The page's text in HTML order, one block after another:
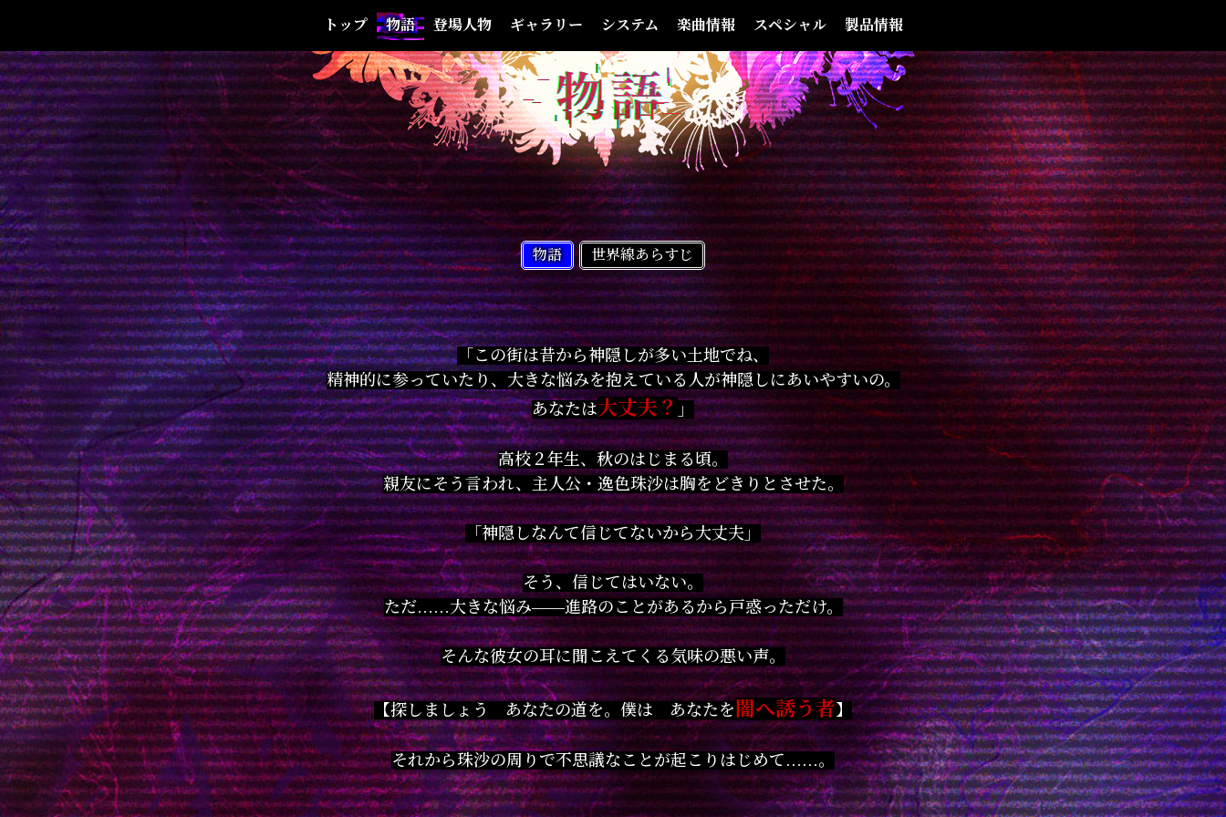
トップ 物語 登場人物 ギャラリー システム 楽曲情報 スペシャル 製品情報
物語 世界線あらすじ
「この街は昔から神隠しが多い土地でね、
精神的に参っていたり、大きな悩みを抱えている人が神隠しにあいやすいの。
あなたは大丈夫？ 」
高校２年生、秋のはじまる頃。
親友にそう言われ、主人公・逸色珠沙は胸をどきりとさせた。
「神隠しなんて信じてないから大丈夫」
そう、信じてはいない。
ただ……大きな悩み――進路のことがあるから戸惑っただけ。
そんな彼女の耳に聞こえてくる気味の悪い声。
【探しましょう あなたの道を。僕は あなたを 闇へ誘う者】
それから珠沙の周りで不思議なことが起こりはじめて……。